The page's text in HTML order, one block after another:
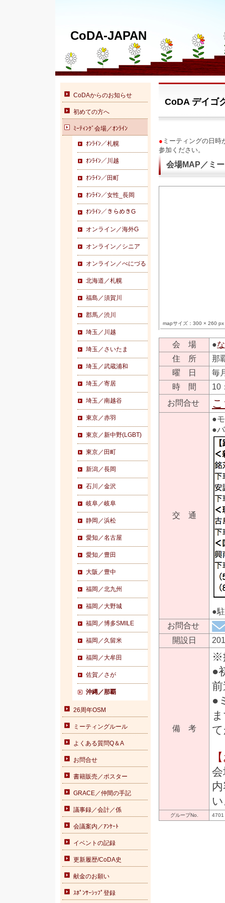
CoDA-JAPAN
CoDAからのお知らせ
初めての方へ
ﾐｰﾃｨﾝｸﾞ会場／ｵﾝﾗｲﾝ
ｵﾝﾗｲﾝ／札幌
ｵﾝﾗｲﾝ／川越
ｵﾝﾗｲﾝ／田町
ｵﾝﾗｲﾝ／女性_長岡
ｵﾝﾗｲﾝ／きらめきG
オンライン／海外G
オンライン／シニア
オンライン／べにづる
北海道／札幌
福島／須賀川
郡馬／渋川
埼玉／川越
埼玉／さいたま
埼玉／武蔵浦和
埼玉／寄居
埼玉／南越谷
東京／赤羽
東京／新中野(LGBT)
東京／田町
新潟／長岡
石川／金沢
岐阜／岐阜
静岡／浜松
愛知／名古屋
愛知／豊田
大阪／豊中
福岡／北九州
福岡／大野城
福岡／博多SMILE
福岡／久留米
福岡／大牟田
佐賀／さが
沖縄／那覇
26周年OSM
ミーティングルール
よくある質問Q＆A
お問合せ
書籍販売／ポスター
GRACE／仲間の手記
議事録／会計／係
会議案内／ｱﾝｹｰﾄ
イベントの記録
更新履歴/CoDA史
献金のお願い
ｽﾎﾟﾝｻｰｼｯﾌﾟ登録
CoDA デイゴ
● ミーティングの日時
参加ください。
会場MAP／ミ
mapサイズ：300 × 260 px
会 場 ●
住 所
那
曜 日
毎
時 間
10
お問合せ
交 通
●
●
●
お問合せ
開設日
備 考
※
●
●
グループNo. 4701